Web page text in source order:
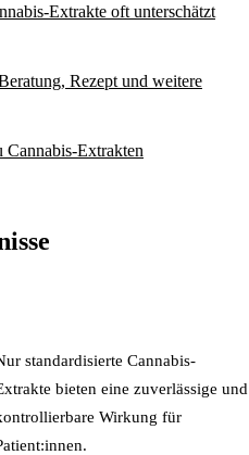
Extrakte oft unterschätzt
Rezept und weitere
Cannabis-Extrakten
standardisierte Cannabis-
bieten eine zuverlässige und
Wirkung für